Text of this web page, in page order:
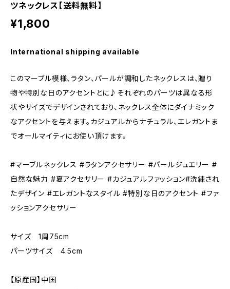
ツネックレス【送料無料】
¥1,800
International shipping available
このマーブル模様、ラタン、パールが調和したネックレスは、贈り
物や特別な日のアクセントとに♪それぞれのパーツは異なる形
状やサイズでデザインされており、ネックレス全体にダイナミック
なアクセントを与えます。カジュアルからナチュラル、エレガントま
でオールマイティにお使い頂けます。
#マーブルネックレス #ラタンアクセサリー #パールジュエリー #
自然な魅力 #夏アクセサリー #カジュアルファッション#洗練され
たデザイン #エレガントなスタイル #特別な日のアクセント #ファ
ッションアクセサリー
サイズ 1周75cm
パーツサイズ 4.5cm
【原産国】中国